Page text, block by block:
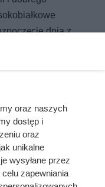
dnia z
które
będące
wpływa na wiele
poranku może
Przygotowaliśmy
dostarczą
smaczne i proste do
jajka,
oraz naszych
dostęp i
oraz
unikalne
wysyłane przez
zapewniania